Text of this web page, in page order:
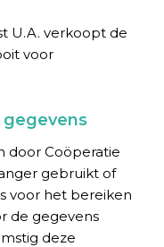
U.A. verkoopt de
voor
door Coöperatie
gebruikt of
voor het bereiken
de gegevens
deze